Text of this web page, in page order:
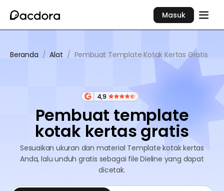
Masuk
Beranda / Alat / Pembuat Template Kotak Kertas Gratis
4,9
Pembuat template
kotak kertas gratis
Sesuaikan ukuran dan material Template kotak kertas
Anda, lalu unduh gratis sebagai file Dieline yang dapat
dicetak.